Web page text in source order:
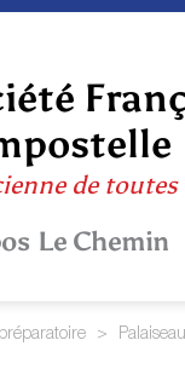
de
Le Chemin
>